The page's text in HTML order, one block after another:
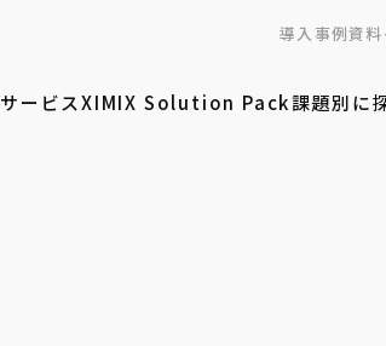
導入事例資
サービスXIMIX Solution Pack課題別に